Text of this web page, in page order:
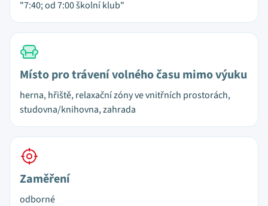
"7:40; od 7:00 školní klub"
Místo pro trávení volného času mimo výuku
herna, hřiště, relaxační zóny ve vnitřních prostorách,
studovna/knihovna, zahrada
Zaměření
odborné